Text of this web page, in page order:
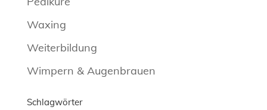
Waxing
Weiterbildung
Wimpern & Augenbrauen
Schlagwörter